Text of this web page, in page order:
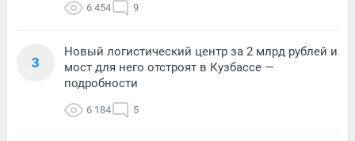
6 454 9
3
Новый логистический центр за 2 млрд рублей и
мост для него отстроят в Кузбассе —
подробности
6 184 5